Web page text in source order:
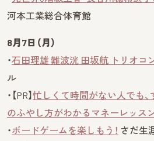
河本工業総合体育館
8月7日（月）
・石田理雄 難波洸 田坂航 トリオコ
ル
・【PR】 忙しくて時間がない人でも、
のふやし方がわかるマネーレッス
・ボードゲームを楽しもう！ さだ生